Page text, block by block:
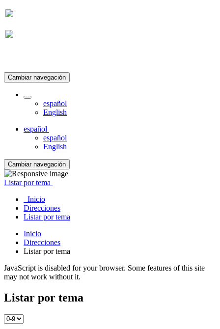
Cambiar navegación
español
English
español
español
English
Cambiar navegación
Listar por tema
Inicio
Direcciones
Listar por tema
Inicio
Direcciones
Listar por tema
JavaScript is disabled for your browser. Some features of this site
may not work without it.
Listar por tema